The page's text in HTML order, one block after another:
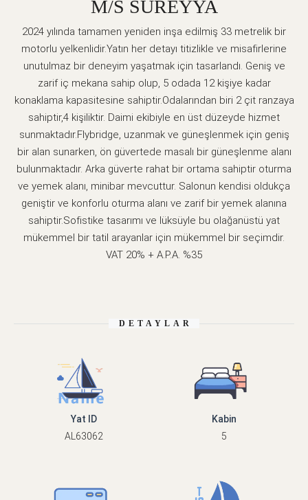
M/S SUREYYA
2024 yılında tamamen yeniden inşa edilmiş 33 metrelik bir
motorlu yelkenlidir.Yatın her detayı titizlikle ve misafirlerine
unutulmaz bir deneyim yaşatmak için tasarlandı. Geniş ve
zarif iç mekana sahip olup, 5 odada 12 kişiye kadar
konaklama kapasitesine sahiptir.Odalarından biri 2 çit ranzaya
sahiptir,4 kişiliktir. Daimi ekibiyle en üst düzeyde hizmet
sunmaktadır.Flybridge, uzanmak ve güneşlenmek için geniş
bir alan sunarken, ön güvertede masalı bir güneşlenme alanı
bulunmaktadır. Arka güverte rahat bir ortama sahiptir oturma
ve yemek alanı, minibar mevcuttur. Salonun kendisi oldukça
geniştir ve konforlu oturma alanı ve zarif bir yemek alanına
sahiptir.Sofistike tasarımı ve lüksüyle bu olağanüstü yat
mükemmel bir tatil arayanlar için mükemmel bir seçimdir.
VAT 20% + A.P.A. %35
DETAYLAR
Yat ID
AL63062
Kabin
5